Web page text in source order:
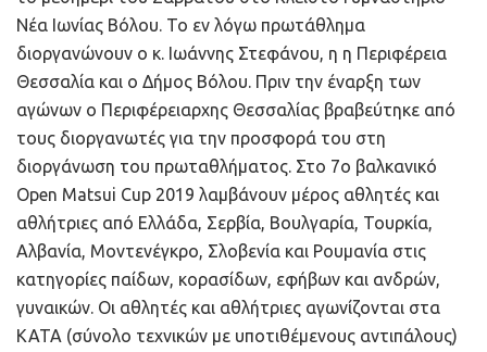
Νέα Ιωνίας Βόλου. Το εν λόγω πρωτάθλημα
διοργανώνουν ο κ. Ιωάννης Στεφάνου, η η Περιφέρεια
Θεσσαλία και ο Δήμος Βόλου. Πριν την έναρξη των
αγώνων ο Περιφέρειαρχης Θεσσαλίας βραβεύτηκε από
τους διοργανωτές για την προσφορά του στη
διοργάνωση του πρωταθλήματος. Στο 7ο βαλκανικό
Open Matsui Cup 2019 λαμβάνουν μέρος αθλητές και
αθλήτριες από Ελλάδα, Σερβία, Βουλγαρία, Τουρκία,
Αλβανία, Μοντενέγκρο, Σλοβενία και Ρουμανία στις
κατηγορίες παίδων, κορασίδων, εφήβων και ανδρών,
γυναικών. Οι αθλητές και αθλήτριες αγωνίζονται στα
ΚΑΤΑ (σύνολο τεχνικών με υποτιθέμενους αντιπάλους)